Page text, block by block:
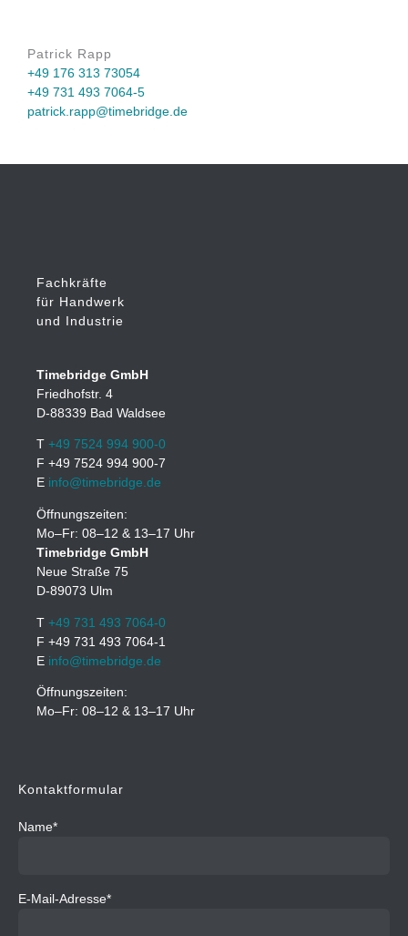
Patrick Rapp
+49 176 313 73054
+49 731 493 7064-5
patrick.rapp@timebridge.de
Fachkräfte
für Handwerk
und Industrie
Timebridge GmbH
Friedhofstr. 4
D-88339 Bad Waldsee
T +49 7524 994 900-0
F +49 7524 994 900-7
E info@timebridge.de
Öffnungszeiten:
Mo–Fr: 08–12 & 13–17 Uhr
Timebridge GmbH
Neue Straße 75
D-89073 Ulm
T +49 731 493 7064-0
F +49 731 493 7064-1
E info@timebridge.de
Öffnungszeiten:
Mo–Fr: 08–12 & 13–17 Uhr
Kontaktformular
Name*
E-Mail-Adresse*